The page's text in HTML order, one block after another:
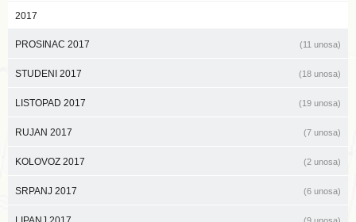
2017
PROSINAC 2017 (11 unosa)
STUDENI 2017 (18 unosa)
LISTOPAD 2017 (19 unosa)
RUJAN 2017 (7 unosa)
KOLOVOZ 2017 (2 unosa)
SRPANJ 2017 (6 unosa)